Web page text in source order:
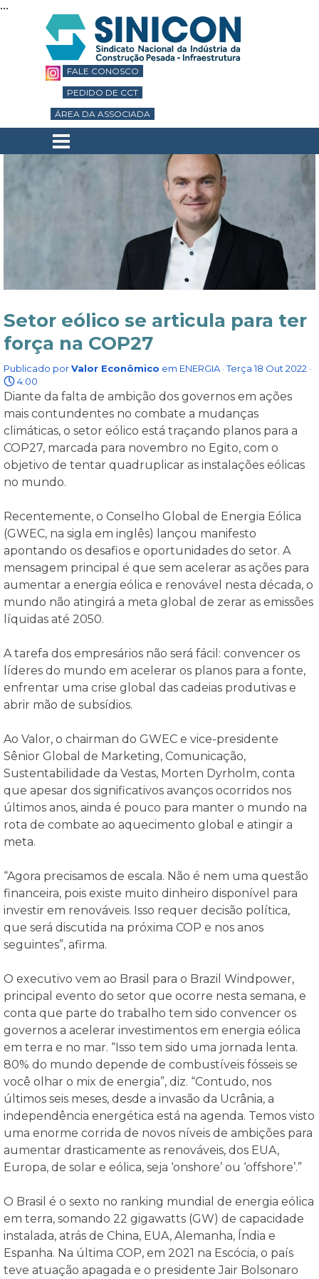
...
Ir para o conteúdo
Pular menu
ÁREA DA ASSOCIADA
PEDIDO DE CCT
FALE CONOSCO
Setor eólico se articula para ter
força na COP27
Publicado porValor Econômico em ENERGIA · Terça 18 Out 2022 ·
4:00
Diante da falta de ambição dos governos em ações
mais contundentes no combate a mudanças
climáticas, o setor eólico está traçando planos para a
COP27, marcada para novembro no Egito, com o
objetivo de tentar quadruplicar as instalações eólicas
no mundo.
Recentemente, o Conselho Global de Energia Eólica
(GWEC, na sigla em inglês) lançou manifesto
apontando os desafios e oportunidades do setor. A
mensagem principal é que sem acelerar as ações para
aumentar a energia eólica e renovável nesta década, o
mundo não atingirá a meta global de zerar as emissões
líquidas até 2050.
A tarefa dos empresários não será fácil: convencer os
líderes do mundo em acelerar os planos para a fonte,
enfrentar uma crise global das cadeias produtivas e
abrir mão de subsídios.
Ao Valor, o chairman do GWEC e vice-presidente
Sênior Global de Marketing, Comunicação,
Sustentabilidade da Vestas, Morten Dyrholm, conta
que apesar dos significativos avanços ocorridos nos
últimos anos, ainda é pouco para manter o mundo na
rota de combate ao aquecimento global e atingir a
meta.
“Agora precisamos de escala. Não é nem uma questão
financeira, pois existe muito dinheiro disponível para
investir em renováveis. Isso requer decisão política,
que será discutida na próxima COP e nos anos
seguintes”, afirma.
O executivo vem ao Brasil para o Brazil Windpower,
principal evento do setor que ocorre nesta semana, e
conta que parte do trabalho tem sido convencer os
governos a acelerar investimentos em energia eólica
em terra e no mar. “Isso tem sido uma jornada lenta.
80% do mundo depende de combustíveis fósseis se
você olhar o mix de energia”, diz. “Contudo, nos
últimos seis meses, desde a invasão da Ucrânia, a
independência energética está na agenda. Temos visto
uma enorme corrida de novos níveis de ambições para
aumentar drasticamente as renováveis, dos EUA,
Europa, de solar e eólica, seja ‘onshore’ ou ‘offshore’.”
O Brasil é o sexto no ranking mundial de energia eólica
em terra, somando 22 gigawatts (GW) de capacidade
instalada, atrás de China, EUA, Alemanha, Índia e
Espanha. Na última COP, em 2021 na Escócia, o país
teve atuação apagada e o presidente Jair Bolsonaro